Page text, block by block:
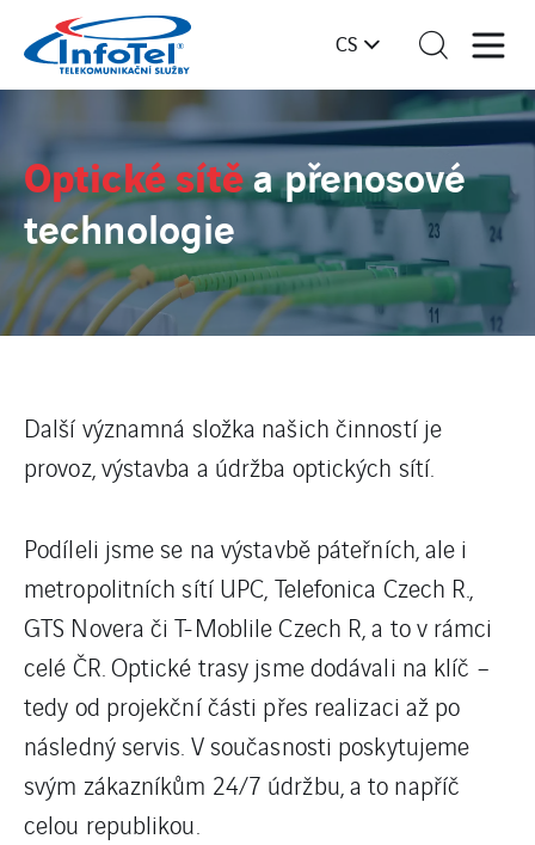
CS
Optické sítěa přenosové
technologie
Další významná složka našich činností je
provoz, výstavba a údržba optických sítí.
Podíleli jsme se na výstavbě páteřních, ale i
metropolitních sítí UPC, Telefonica Czech R.,
GTS Novera či T-Moblile Czech R, a to v rámci
celé ČR. Optické trasy jsme dodávali na klíč –
tedy od projekční části přes realizaci až po
následný servis. V současnosti poskytujeme
svým zákazníkům 24/7 údržbu, a to napříč
celou republikou.